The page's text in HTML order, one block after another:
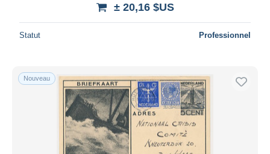
± 20,16 $US
Statut Professionnel
Nouveau